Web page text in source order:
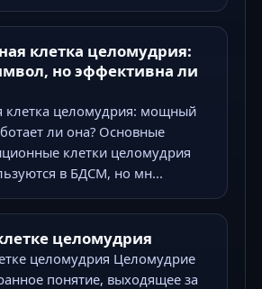
клетка целомудрия:
но эффективна ли
клетка целомудрия: мощный
ли она? Основные
клетки целомудрия
в БДСМ, но мн...
целомудрия
целомудрия Целомудрие
понятие, выходящее за